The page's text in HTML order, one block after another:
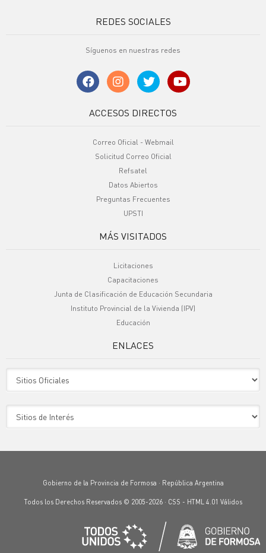
REDES SOCIALES
Síguenos en nuestras redes
ACCESOS DIRECTOS
Correo Oficial - Webmail
Solicitud Correo Oficial
Refsatel
Datos Abiertos
Preguntas Frecuentes
UPSTI
MÁS VISITADOS
Licitaciones
Capacitaciones
Junta de Clasificación de Educación Secundaria
Instituto Provincial de la Vivienda (IPV)
Educación
ENLACES
Gobierno de la Provincia de Formosa · República Argentina
Todos los Derechos Reservados © 2005-2026 · CSS - HTML 4.01 Válidos